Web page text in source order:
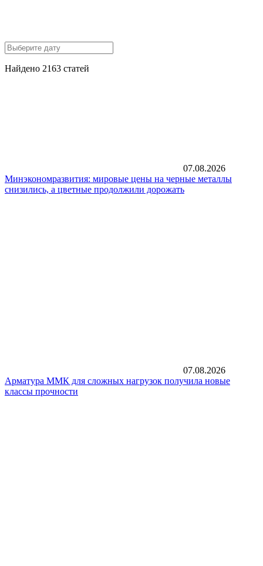
Найдено 2163 статей
07.08.2026
Минэкономразвития: мировые цены на черные металлы
снизились, а цветные продолжили дорожать
07.08.2026
Арматура ММК для сложных нагрузок получила новые
классы прочности